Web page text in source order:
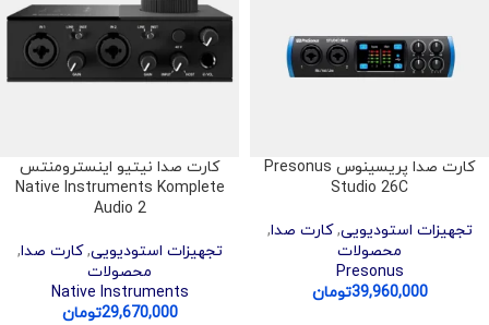
کارت صدا پریسینوس Presonus
Studio 26C
تجهیزات استودیویی,کارت صدا,
محصولات
Presonus
39,960,000تومان
کارت صدا نیتیو اینسترومنتس
Native Instruments Komplete
Audio 2
تجهیزات استودیویی,کارت صدا,
محصولات
Native Instruments
29,670,000تومان